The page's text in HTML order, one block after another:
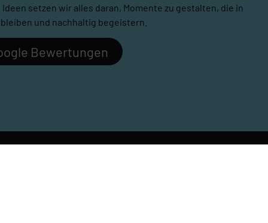
setzen wir alles daran, Momente zu gestalten, die in
und nachhaltig begeistern.
Bewertungen